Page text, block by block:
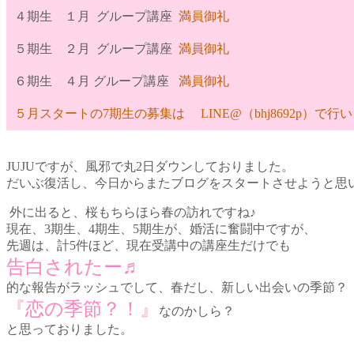
４期生 １月 グループ講座 満員御礼
５期生 ２月 グループ講座 満員御礼
６期生 ４月 グループ講座 満員御礼
５月スタートの7期生の募集は LINE@（bhj8692p）で行い
JUJUですが、
風邪で丸2日ダウンしておりました。
だいぶ復活し、今日からまたブログをスタートさせようと思
外に出ると、桜もちらほら春の訪れですね♪
現在、3期生、4期生、5期生が、婚活に奮闘中ですが、
先週は、計5件ほど、現在受講中の講座生だけでも
告白されたー♬
的な報告がラッシュでして、春だし、新しい出会いの季節？
『恋の季節？！』
なのかしら？
と思っておりました。